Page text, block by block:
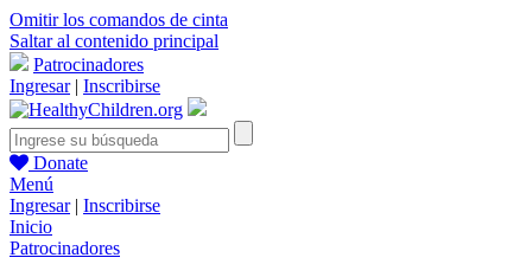
Omitir los comandos de cinta
Saltar al contenido principal
Patrocinadores
Ingresar| Inscribirse
Donate
Menú
Ingresar| Inscribirse
Inicio
Patrocinadores